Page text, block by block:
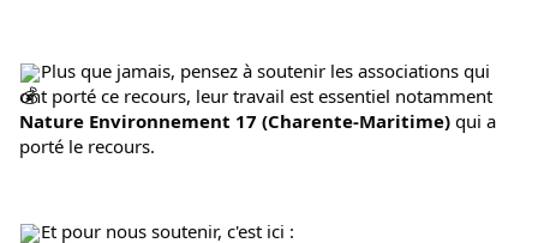
Plus que jamais, pensez à soutenir les associations qui
Nature Environnement 17 (Charente-Maritime) qui a
porté le recours.